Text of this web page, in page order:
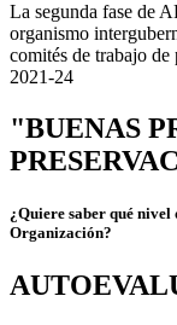
La segunda fase de
organismo
comités de trabajo
2021-24
"BUENAS
¿Quiere saber qué
Organización?